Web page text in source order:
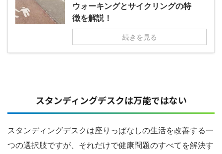
ウォーキングとサイクリングの特
徴を解説！
続きを見る
スタンディングデスクは万能ではない
スタンディングデスクは座りっぱなしの生活を改善する一
つの選択肢ですが、それだけで健康問題のすべてを解決す